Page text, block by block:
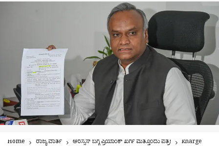
Home ರಾಜ್ಯ ವಾರ್ತೆ ಆರೆಸ್ಸೆಸ್ ಬಗ್ಗೆ ಪ್ರಿಯಾಂಕ್ ಖರ್ಗೆ ಮತ್ತೊಂದು ಪತ್ರ! kharge